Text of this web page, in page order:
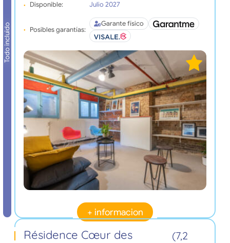
Todo incluido
Disponible: Julio 2027
Posibles garantías:
Garante físico
+ informacion
Résidence Cœur des
(7,2